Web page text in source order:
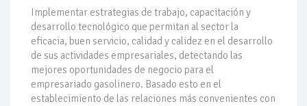
Implementar estrategias de trabajo, capacitación y
desarrollo tecnológico que permitan al sector la
eficacia, buen servicio, calidad y calidez en el desarrollo
de sus actividades empresariales, detectando las
mejores oportunidades de negocio para el
empresariado gasolinero. Basado esto en el
establecimiento de las relaciones más convenientes con